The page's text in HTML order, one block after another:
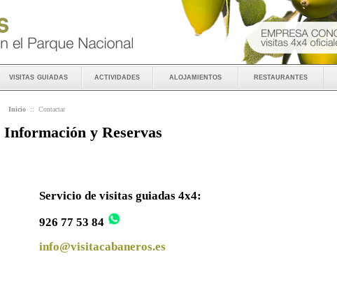
visitas guiadas actividades alojamientos restaurantes
Inicio :: Contactar
Información y Reservas
Servicio de visitas guiadas 4x4:
926 77 53 84
info@visitacabaneros.es